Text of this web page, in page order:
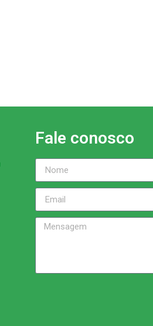
Fale conosco